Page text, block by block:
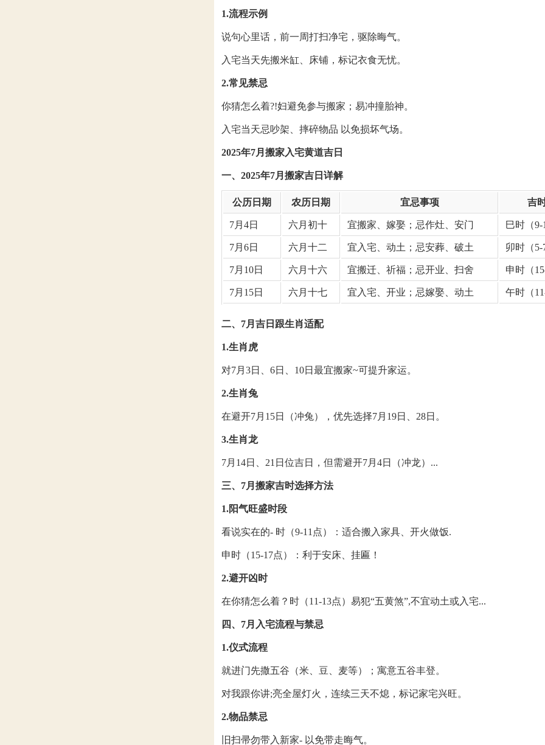
1.流程示例
说句心里话，前一周打扫净宅，驱除晦气。
入宅当天先搬米缸、床铺，标记衣食无忧。
2.常见禁忌
你猜怎么着?!妇避免参与搬家；易冲撞胎神。
入宅当天忌吵架、摔碎物品 以免损坏气场。
2025年7月搬家入宅黄道吉日
一、2025年7月搬家吉日详解
公历日期 农历日期 宜忌事项 吉
7月4日 六月初十 宜搬家、嫁娶；忌作灶、安门 巳时（9-
7月6日 六月十二 宜入宅、动土；忌安葬、破土 卯时（5-
7月10日 六月十六 宜搬迁、祈福；忌开业、扫舍 申时（
7月15日 六月十七 宜入宅、开业；忌嫁娶、动土 午时（
二、7月吉日跟生肖适配
1.生肖虎
对7月3日、6日、10日最宜搬家~可提升家运。
2.生肖兔
在避开7月15日（冲兔），优先选择7月19日、28日。
3.生肖龙
7月14日、21日位吉日，但需避开7月4日（冲龙）...
三、7月搬家吉时选择方法
1.阳气旺盛时段
看说实在的- 时（9-11点）：适合搬入家具、开火做饭.
申时（15-17点）：利于安床、挂匾！
2.避开凶时
在你猜怎么着？时（11-13点）易犯“五黄煞”,不宜动土或入宅...
四、7月入宅流程与禁忌
1.仪式流程
就进门先撒五谷（米、豆、麦等）；寓意五谷丰登。
对我跟你讲;亮全屋灯火，连续三天不熄，标记家宅兴旺。
2.物品禁忌
旧扫帚勿带入新家- 以免带走晦气。